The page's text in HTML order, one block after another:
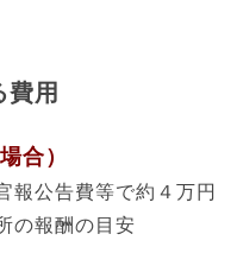
費用
合）
報公告費等で約４万円
の報酬の目安